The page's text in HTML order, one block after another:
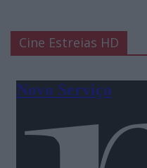
Cine Estreias HD